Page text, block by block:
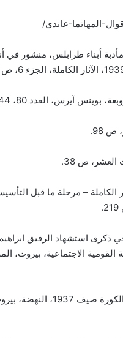
أبناء طرابلس، منشور في
آيرس، العدد 80، 04/09/1944.
98.
الكاملة – مرحلة ما قبل
ذكرى استشهاد الرفيق
خطاب الزعيم في الكورة صيف 1937،